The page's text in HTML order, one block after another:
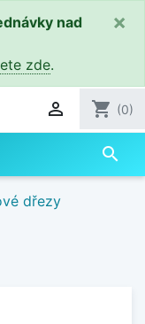
nad
zde.
×
 shopping_cart (0)
search
dřezy